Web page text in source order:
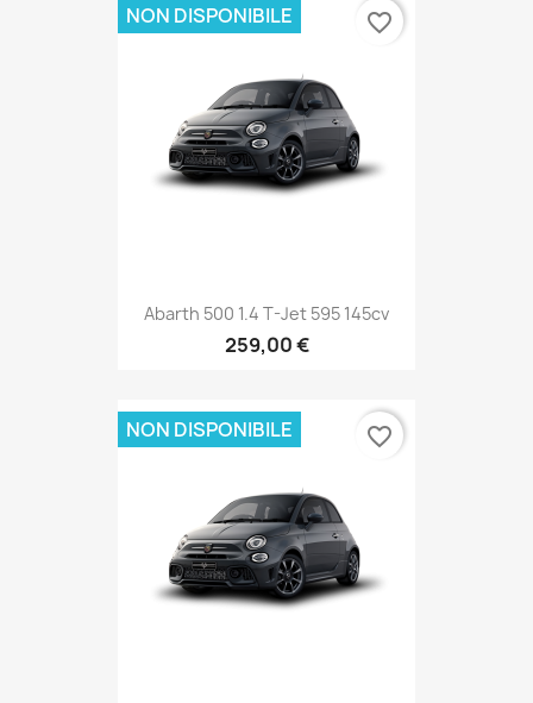
Abarth 500 1.4 T-Jet 595 145cv
259,00 €
NON DISPONIBILE favorite_border
NON DISPONIBILE favorite_border